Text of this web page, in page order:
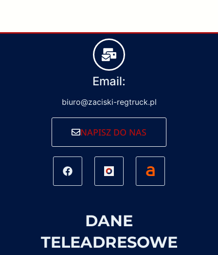
Email:
biuro@zaciski-regtruck.pl
NAPISZ DO NAS
DANE
TELEADRESOWE